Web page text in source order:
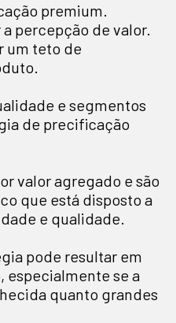
premium.
percepção de valor.
um teto de
e segmentos
de precificação
valor agregado e são
que está disposto a
e qualidade.
pode resultar em
se a
quanto grandes